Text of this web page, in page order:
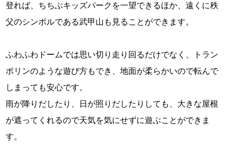
登れば、ちちぶキッズパークを一望できるほか、遠くに秩
父のシンボルである武甲山も見ることができます。
ふわふわドームでは思い切り走り回るだけでなく、トラン
ポリンのような遊び方もでき、地面が柔らかいので転んで
しまっても安心です。
雨が降りだしたり、日が照りだしたりしても、大きな屋根
が遮ってくれるので天気を気にせずに遊ぶことができま
す。